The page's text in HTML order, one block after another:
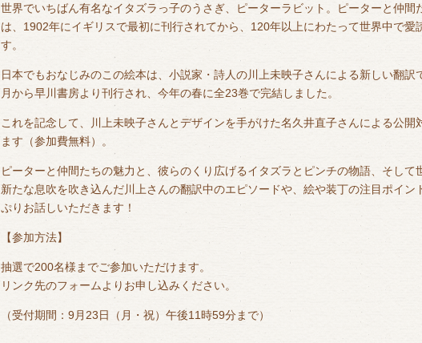
世界でいちばん有名なイタズラっ子のうさぎ、ピーターラビット。ピーターと仲間
は、1902年にイギリスで最初に刊行されてから、120年以上にわたって世界中で愛
す。
日本でもおなじみのこの絵本は、小説家・詩人の川上未映子さんによる新しい翻訳
月から早川書房より刊行され、今年の春に全23巻で完結しました。
これを記念して、川上未映子さんとデザインを手がけた名久井直子さんによる公開
ます（参加費無料）。
ピーターと仲間たちの魅力と、彼らのくり広げるイタズラとピンチの物語、そして
新たな息吹を吹き込んだ川上さんの翻訳中のエピソードや、絵や装丁の注目ポイン
ぷりお話しいただきます！
【参加方法】
抽選で200名様までご参加いただけます。
リンク先のフォームよりお申し込みください。
（受付期間：9月23日（月・祝）午後11時59分まで）